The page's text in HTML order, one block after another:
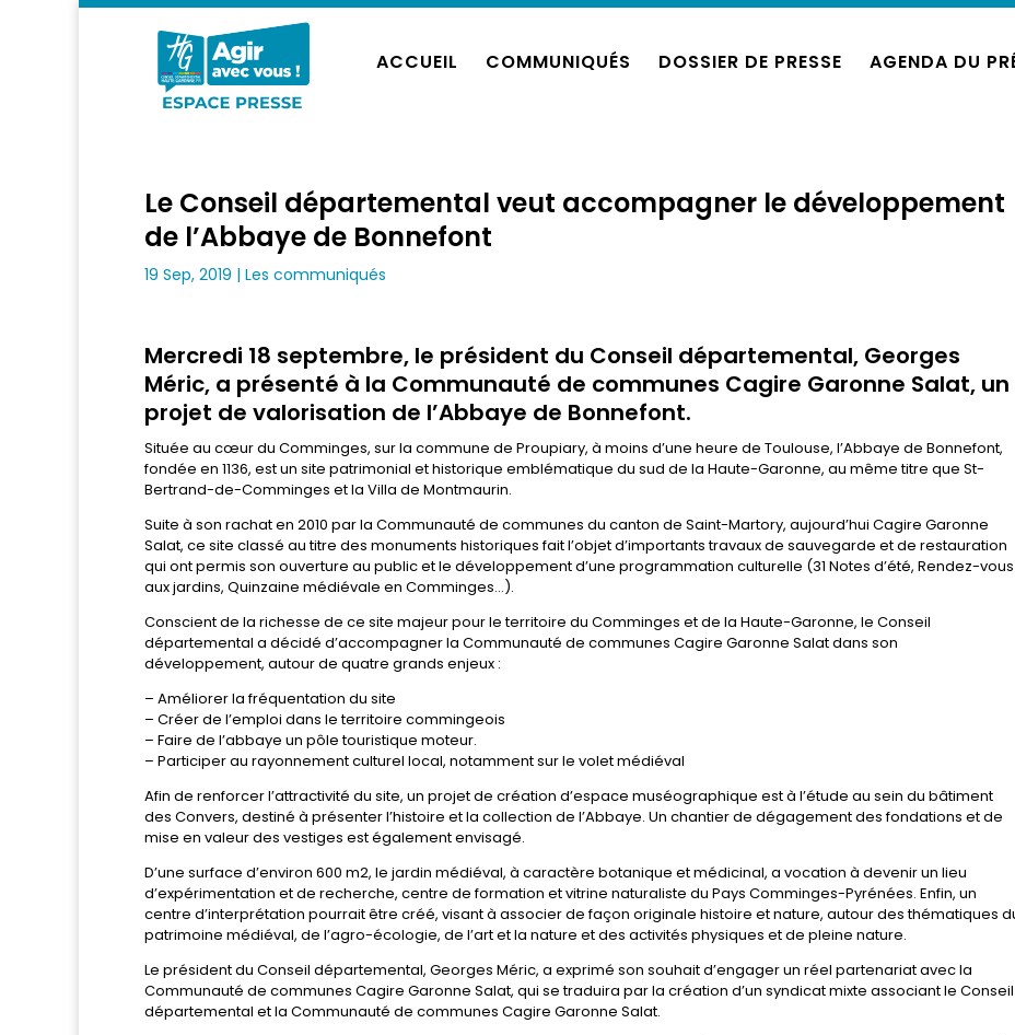
ACCUEIL COMMUNIQUÉS DOSSIER DE PRESSE AGENDA DU
Le Conseil départemental veut accompagner le développement
de l’Abbaye de Bonnefont
19 Sep, 2019 | Les communiqués
Mercredi 18 septembre, le président du Conseil départemental, Georges
Méric, a présenté à la Communauté de communes Cagire Garonne Salat, un
projet de valorisation de l’Abbaye de Bonnefont.
Située au cœur du Comminges, sur la commune de Proupiary, à moins d’une heure de Toulouse, l’Abbaye de Bonnefont,
fondée en 1136, est un site patrimonial et historique emblématique du sud de la Haute-Garonne, au même titre que St-
Bertrand-de-Comminges et la Villa de Montmaurin.
Suite à son rachat en 2010 par la Communauté de communes du canton de Saint-Martory, aujourd’hui Cagire Garonne
Salat, ce site classé au titre des monuments historiques fait l’objet d’importants travaux de sauvegarde et de restauration
qui ont permis son ouverture au public et le développement d’une programmation culturelle (31 Notes d’été, Rendez-vous
aux jardins, Quinzaine médiévale en Comminges…).
Conscient de la richesse de ce site majeur pour le territoire du Comminges et de la Haute-Garonne, le Conseil
départemental a décidé d’accompagner la Communauté de communes Cagire Garonne Salat dans son
développement, autour de quatre grands enjeux :
– Améliorer la fréquentation du site
– Créer de l’emploi dans le territoire commingeois
– Faire de l’abbaye un pôle touristique moteur.
– Participer au rayonnement culturel local, notamment sur le volet médiéval
Afin de renforcer l’attractivité du site, un projet de création d’espace muséographique est à l’étude au sein du bâtiment
des Convers, destiné à présenter l’histoire et la collection de l’Abbaye. Un chantier de dégagement des fondations et de
mise en valeur des vestiges est également envisagé.
D’une surface d’environ 600 m2, le jardin médiéval, à caractère botanique et médicinal, a vocation à devenir un lieu
d’expérimentation et de recherche, centre de formation et vitrine naturaliste du Pays Comminges-Pyrénées. Enfin, un
centre d’interprétation pourrait être créé, visant à associer de façon originale histoire et nature, autour des thématiques
patrimoine médiéval, de l’agro-écologie, de l’art et la nature et des activités physiques et de pleine nature.
Le président du Conseil départemental, Georges Méric, a exprimé son souhait d’engager un réel partenariat avec la
Communauté de communes Cagire Garonne Salat, qui se traduira par la création d’un syndicat mixte associant le Conseil
départemental et la Communauté de communes Cagire Garonne Salat.